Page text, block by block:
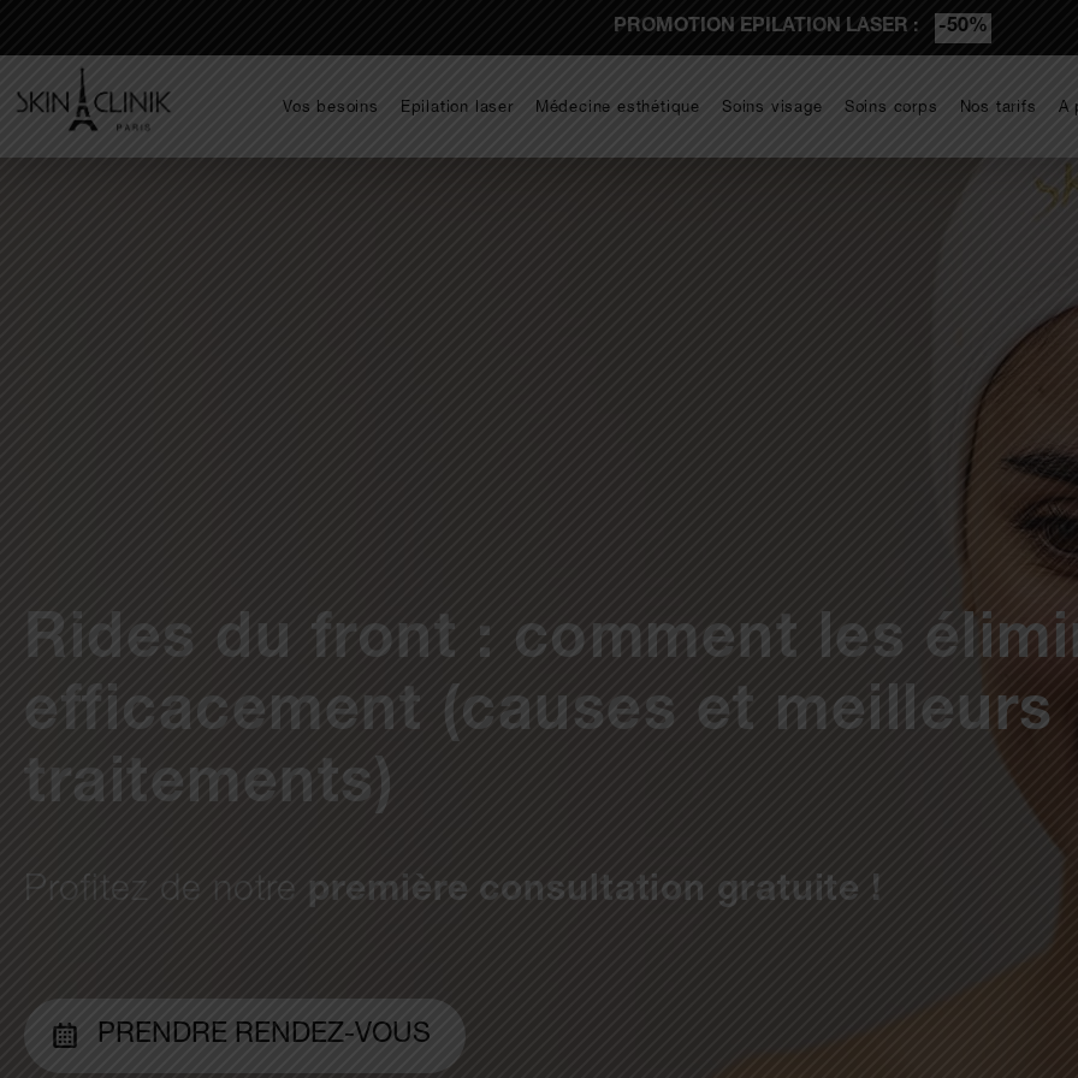
PROMOTION EPILATION LASER : -50%
Vos besoins Epilation laser Médecine esthétique Soins visage Soins corps Nos tarifs A
Rides du front : comment les
efficacement (causes et meilleurs
traitements)
Profitez de notre première consultation gratuite !
PRENDRE RENDEZ-VOUS